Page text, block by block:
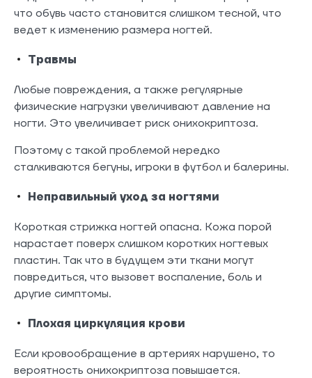
что обувь часто становится слишком тесной, что
ведет к изменению размера ногтей.
Травмы
Любые повреждения, а также регулярные
физические нагрузки увеличивают давление на
ногти. Это увеличивает риск онихокриптоза.
Поэтому с такой проблемой нередко
сталкиваются бегуны, игроки в футбол и балерины.
Неправильный уход за ногтями
Короткая стрижка ногтей опасна. Кожа порой
нарастает поверх слишком коротких ногтевых
пластин. Так что в будущем эти ткани могут
повредиться, что вызовет воспаление, боль и
другие симптомы.
Плохая циркуляция крови
Если кровообращение в артериях нарушено, то
вероятность онихокриптоза повышается.